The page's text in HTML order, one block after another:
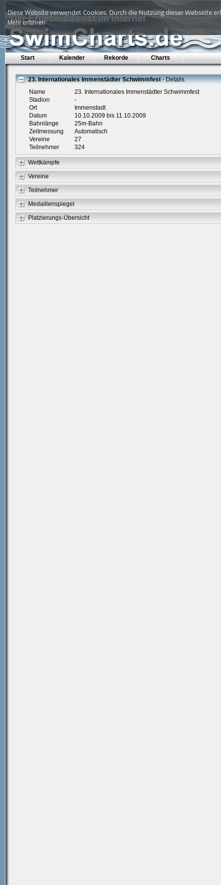
Diese Website verwendet Cookies. Durch die Nutzung dieser Webseite
Mehr erfahren
Start Kalender Rekorde Charts
23. Internationales Immenstädter Schwimmfest- Details
Name
23. Internationales Immenstädter Schwimmfest
Stadion
-
Ort
Immenstadt
Datum
10.10.2009 bis 11.10.2009
Bahnlänge
25m-Bahn
Zeitmessung
Automatisch
Vereine
27
Teilnehmer
324
Wettkämpfe
Vereine
Teilnehmer
Medaillenspiegel
Platzierungs-Übersicht